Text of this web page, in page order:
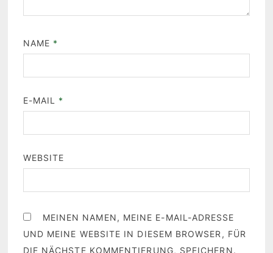
NAME *
E-MAIL *
WEBSITE
MEINEN NAMEN, MEINE E-MAIL-ADRESSE
UND MEINE WEBSITE IN DIESEM BROWSER, FÜR
DIE NÄCHSTE KOMMENTIERUNG, SPEICHERN.